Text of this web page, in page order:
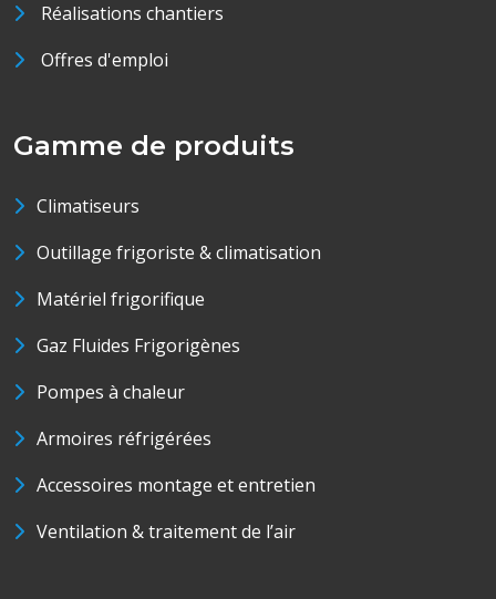
Réalisations chantiers
Offres d'emploi
Gamme de produits
Climatiseurs
Outillage frigoriste & climatisation
Matériel frigorifique
Gaz Fluides Frigorigènes
Pompes à chaleur
Armoires réfrigérées
Accessoires montage et entretien
Ventilation & traitement de l’air